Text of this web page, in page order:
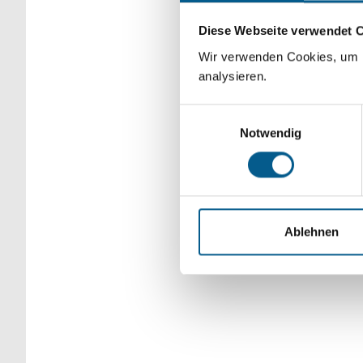
Diese Webseite verwendet
Wir verwenden Cookies,
analysieren.
Notwendig
Ablehnen
Bitte Suchbegriff
verfeinert werden.